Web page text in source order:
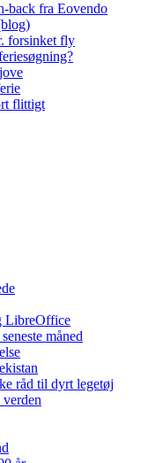
back fra Eovendo
forsinket fly
flittigt
LibreOffice
måned
råd til dyrt legetøj